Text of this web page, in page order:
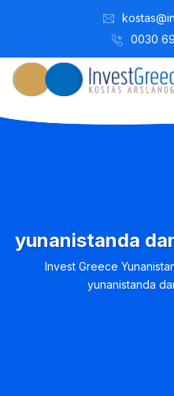
0030
yunanistanda
Invest Greece
yunanistanda